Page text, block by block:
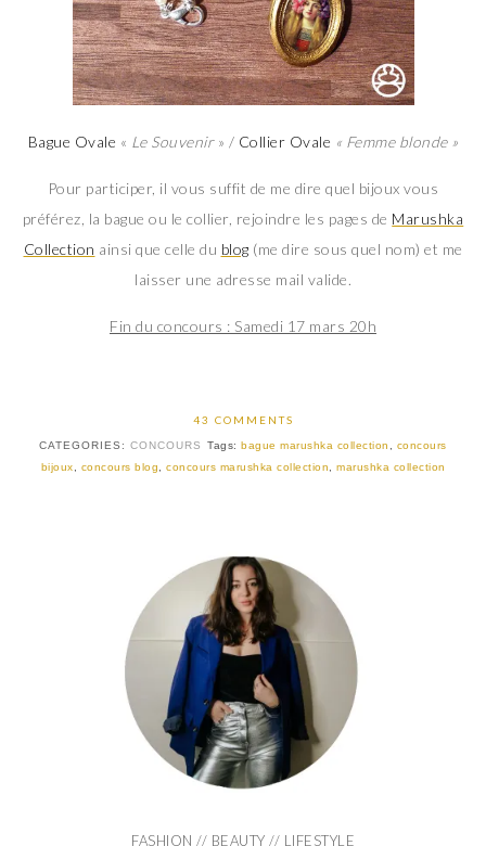
Bague Ovale « Le Souvenir» / Collier Ovale « Femme blonde »
Pour participer, il vous suffit de me dire quel bijoux vous
préférez, la bague ou le collier, rejoindre les pages de Marushka
Collection ainsi que celle du blog (me dire sous quel nom) et me
laisser une adresse mail valide.
Fin du concours : Samedi 17 mars 20h
43 COMMENTS
CATEGORIES:CONCOURS Tags:bague marushka collection
concours
bijoux
concours blog concours marushka collection marushka collection
FASHION // BEAUTY // LIFESTYLE